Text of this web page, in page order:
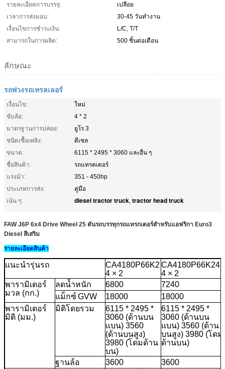
รายละเอียดการบรรจุ:
เปลือย
เวลาการส่งมอบ:
30-45 วันทำงาน
เงื่อนไขการชำระเงิน:
L/C, T/T
สามารถในการผลิต:
500 ชิ้นต่อเดือน
ลักษณะ
รถพ่วงรถเทรลเลอร์
เงื่อนไข:
ใหม่
ขับล้อ:
4 * 2
มาตรฐานการปล่อย:
ยูโร 3
ชนิดเชื้อเพลิง:
ดีเซล
ขนาด:
6115 * 2495 * 3060 และอื่น ๆ
ชื่อสินค้า:
รถแทรคเตอร์
แรงม้า:
351 - 450hp
ประเภทการส่ง:
คู่มือ
เน้น ๆ:
diesel tractor truck, tractor head truck
FAW J6P 6x4 Drive Wheel 25 ตันรถบรรทุกรถแทรกเตอร์สำหรับแอฟริกา Euro3
Diesel สีเสริม
รายละเอียดสินค้า
แนะนำรุ่นรถ
CA4180P66K2
4 × 2
4 × 2
พารามิเตอร์
มวล (กก.)
ลดน้ำหนัก 6800
7240
แม็กซ์ GVW 18000
18000
พารามิเตอร์
มิติ (มม.)
มิติโดยรวม
6115 * 2495 *
3060 (ด้านบน
แบน) 3560
(ด้านบนสูง)
3980 (โดมด้าน
บน)
6115 * 2495 *
3060 (ด้านบน
แบน) 3560 (ด้าน
บนสูง) 3980 (โดม
ด้านบน)
ฐานล้อ 3600
3600